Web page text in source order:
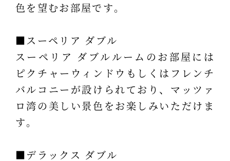
色を望むお部屋です。
■スーペリア ダブル
スーペリア ダブルルームのお部屋には
ピクチャーウィンドウもしくはフレンチ
バルコニーが設けられており、マッツァ
ロ湾の美しい景色をお楽しみいただけま
す。
■デラックス ダブル